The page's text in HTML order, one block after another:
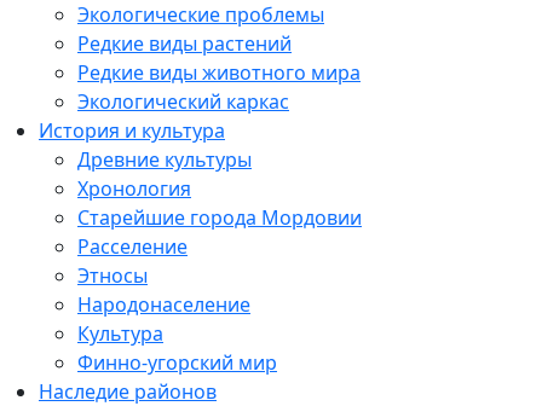
Экологические проблемы
Редкие виды растений
Редкие виды животного мира
Экологический каркас
История и культура
Древние культуры
Хронология
Старейшие города Мордовии
Расселение
Этносы
Народонаселение
Культура
Финно-угорский мир
Наследие районов